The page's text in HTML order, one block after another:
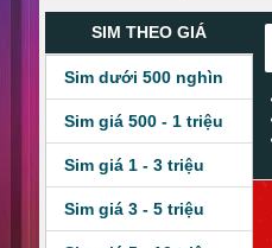
SIM THEO GIÁ
Sim dưới 500 nghìn
Sim giá 500 - 1 triệu
Sim giá 1 - 3 triệu
Sim giá 3 - 5 triệu